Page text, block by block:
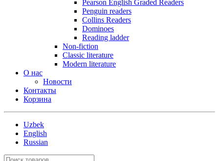
Pearson English Graded Readers
Penguin readers
Collins Readers
Dominoes
Reading ladder
Non-fiction
Classic literature
Modern literature
О нас
Новости
Контакты
Корзина
Uzbek
English
Russian